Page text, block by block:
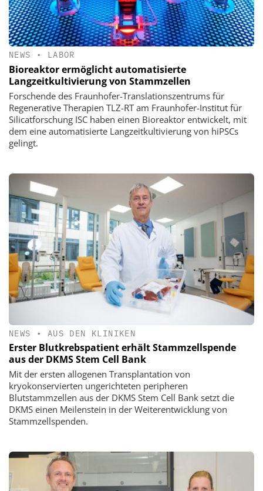
NEWS • LABOR
Bioreaktor ermöglicht automatisierte
Langzeitkultivierung von Stammzellen
Forschende des Fraunhofer-Translationszentrums für
Regenerative Therapien TLZ-RT am Fraunhofer-Institut für
Silicatforschung ISC haben einen Bioreaktor entwickelt, mit
dem eine automatisierte Langzeitkultivierung von hiPSCs
gelingt.
NEWS • AUS DEN KLINIKEN
Erster Blutkrebspatient erhält Stammzellspende
aus der DKMS Stem Cell Bank
Mit der ersten allogenen Transplantation von
kryokonservierten ungerichteten peripheren
Blutstammzellen aus der DKMS Stem Cell Bank setzt die
DKMS einen Meilenstein in der Weiterentwicklung von
Stammzellspenden.